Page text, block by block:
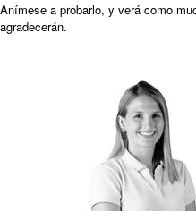
Anímese a probarlo, y verá como
agradecerán.